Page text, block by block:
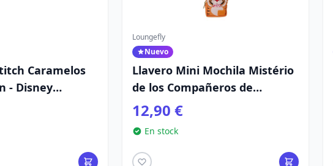
Caramelos
- Disney
Loungefly
Nuevo
Llavero Mini Mochila Mistério
de los Compañeros de
Princesa - Disney Loungefly
12,90 €
En stock